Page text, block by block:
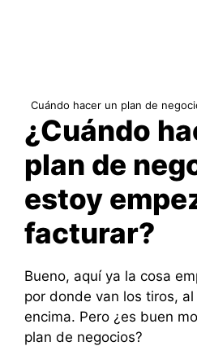
Cuándo hacer un plan de
¿Cuándo
plan de
estoy
facturar?
Bueno, aquí ya la cosa
por donde van los tiros,
encima. Pero ¿es buen
plan de negocios?